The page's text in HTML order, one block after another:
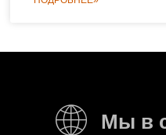
Мы в